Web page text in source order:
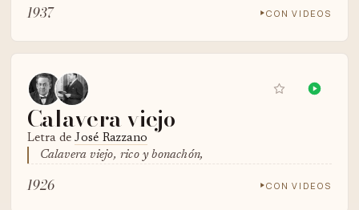
1937 CON VIDEOS
Calavera viejo
Letra deJosé Razzano
Calavera viejo, rico y bonachón,
1926 CON VIDEOS